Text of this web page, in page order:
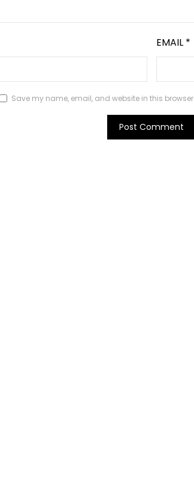
EMAIL *
Save my name, email, and website in this